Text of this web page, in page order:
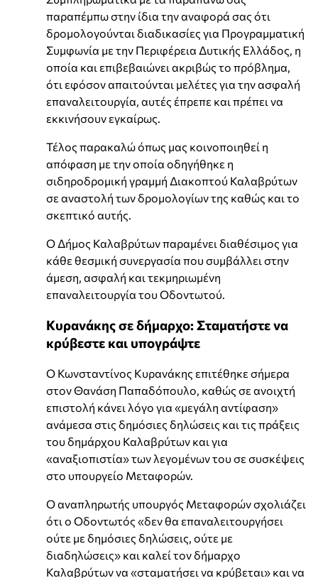
παραπέμπω στην ίδια την αναφορά σας ότι
δρομολογούνται διαδικασίες για Προγραμματική
Συμφωνία με την Περιφέρεια Δυτικής Ελλάδος, η
οποία και επιβεβαιώνει ακριβώς το πρόβλημα,
ότι εφόσον απαιτούνται μελέτες για την ασφαλή
επαναλειτουργία, αυτές έπρεπε και πρέπει να
εκκινήσουν εγκαίρως.
Τέλος παρακαλώ όπως μας κοινοποιηθεί η
απόφαση με την οποία οδηγήθηκε η
σιδηροδρομική γραμμή Διακοπτού Καλαβρύτων
σε αναστολή των δρομολογίων της καθώς και το
σκεπτικό αυτής.
Ο Δήμος Καλαβρύτων παραμένει διαθέσιμος για
κάθε θεσμική συνεργασία που συμβάλλει στην
άμεση, ασφαλή και τεκμηριωμένη
επαναλειτουργία του Οδοντωτού.
Κυρανάκης σε δήμαρχο: Σταματήστε να
κρύβεστε και υπογράψτε
Ο Κωνσταντίνος Κυρανάκης επιτέθηκε σήμερα
στον Θανάση Παπαδόπουλο, καθώς σε ανοιχτή
επιστολή κάνει λόγο για «μεγάλη αντίφαση»
ανάμεσα στις δημόσιες δηλώσεις και τις πράξεις
του δημάρχου Καλαβρύτων και για
«αναξιοπιστία» των λεγομένων του σε συσκέψεις
στο υπουργείο Μεταφορών.
Ο αναπληρωτής υπουργός Μεταφορών σχολιάζει
ότι ο Οδοντωτός «δεν θα επαναλειτουργήσει
ούτε με δημόσιες δηλώσεις, ούτε με
διαδηλώσεις» και καλεί τον δήμαρχο
Καλαβρύτων να «σταματήσει να κρύβεται» και να